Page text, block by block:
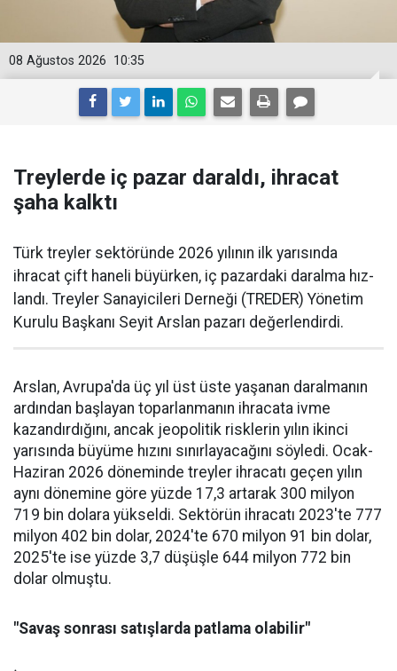
10:35
08 Ağustos 2026
Treylerde iç pazar daraldı, ihracat
şaha kalktı
Türk treyler sektöründe 2026 yılının ilk yarısın­da
ihracat çift haneli bü­yürken, iç pazardaki daralma hız­
landı. Treyler Sanayicileri Der­neği (TREDER) Yönetim
Kurulu Başkanı Seyit Arslan pazarı değerlendirdi.
Arslan, Avrupa'da üç yıl üst üste yaşanan daralma­nın
ardından başlayan toparlan­manın ihracata ivme
kazandır­dığını, ancak jeopolitik riskle­rin yılın ikinci
yarısında büyüme hızını sınırlayacağını söyledi. Ocak-
Haziran 2026 döneminde treyler ihracatı geçen yılın
aynı dönemine göre yüzde 17,3 artarak 300 milyon
719 bin dolara yüksel­di. Sektörün ihracatı 2023'te 777
milyon 402 bin dolar, 2024'te 670 milyon 91 bin dolar,
2025'te ise yüzde 3,7 düşüşle 644 milyon 772 bin
dolar olmuştu.
"Savaş sonrası satışlarda patlama olabilir"